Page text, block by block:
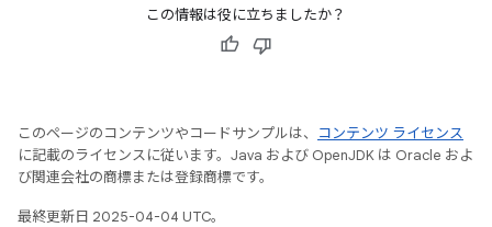
この情報は役に立ちましたか？
このページのコンテンツやコードサンプルは、
コンテンツ ライセンス
に記載のライセンスに従います。Java および OpenJDK は Oracle およ
び関連会社の商標または登録商標です。
最終更新日 2025-04-04 UTC。